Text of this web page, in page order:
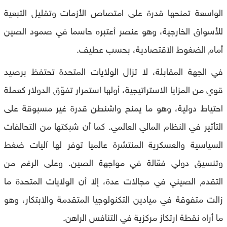
الواسعة تمنحها قدرة على امتصاص الأزمات وتقليل التبعية
للأسواق الخارجية، وهو عنصر أعتبره حاسما في صمود الصين
أمام الضغوط الاقتصادية، بحسب عطيف.
في الجهة المقابلة، لا تزال الولايات المتحدة تحتفظ برصيد
قوي من المزايا الاستراتيجية، أولها استمرار تفوّق الدولار كعملة
احتياط دولية، وهو ما يمنح واشنطن قدرة غير مسبوقة على
التأثير في النظام المالي العالمي. كما أن شبكتها من التحالفات
السياسية والعسكرية المنتشرة عالميا توفر لها آليات ضغط
وتنسيق دولي فعّالة في مواجهة الصين. وعلى الرغم من
التقدم الصيني في مجالات عدة، إلا أن الولايات المتحدة ما
زالت متفوقة في ميادين التكنولوجيا المتقدمة والابتكار، وهو
ما أراه نقطة ارتكاز مركزية في التنافس الراهن.